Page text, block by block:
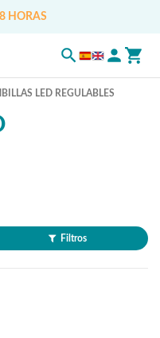
HORAS
LED REGULABLES
Filtros